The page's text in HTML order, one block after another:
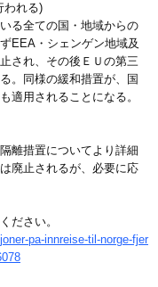
われる)
る全ての国・地域からの
EEA・シェンゲン地域及
され、その後ＥＵの第三
。同様の緩和措置が、国
適用されることになる。
離措置についてより詳細
廃止されるが、必要に応
ださい。
pa-innreise-til-norge-fjer